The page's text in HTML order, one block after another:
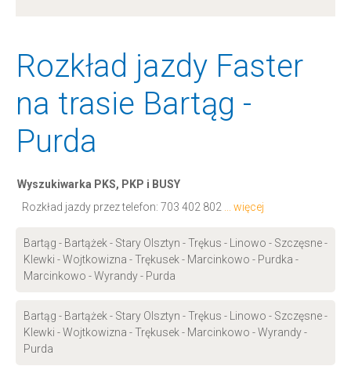
Rozkład jazdy Faster
na trasie Bartąg -
Purda
Wyszukiwarka PKS, PKP i BUSY
Rozkład jazdy przez telefon: 703 402 802 ... więcej
Bartąg - Bartążek - Stary Olsztyn - Trękus - Linowo - Szczęsne -
Klewki - Wojtkowizna - Trękusek - Marcinkowo - Purdka -
Marcinkowo - Wyrandy - Purda
Bartąg - Bartążek - Stary Olsztyn - Trękus - Linowo - Szczęsne -
Klewki - Wojtkowizna - Trękusek - Marcinkowo - Wyrandy -
Purda